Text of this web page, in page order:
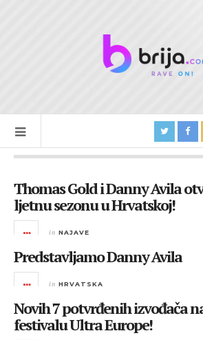
Thomas Gold i Danny Avila
ljetnu sezonu u Hrvatskoj!
in NAJAVE
Predstavljamo Danny Avila
in HRVATSKA
Novih 7 potvrđenih izvođača
festivalu Ultra Europe!